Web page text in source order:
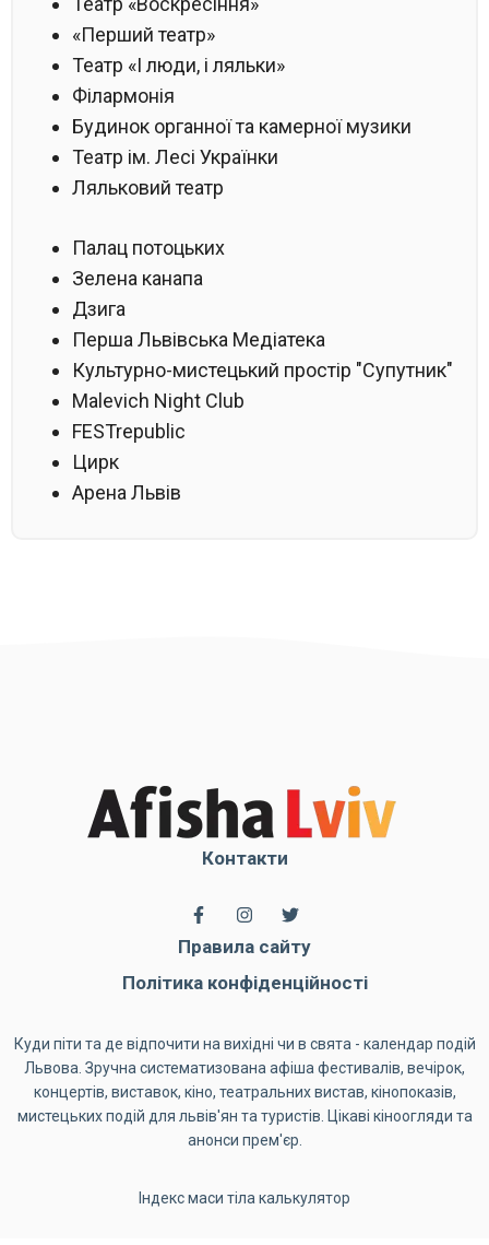
«Перший театр»
Театр «І люди, і ляльки»
Філармонія
Будинок органної та камерної музики
Театр ім. Лесі Українки
Ляльковий театр
Палац потоцьких
Зелена канапа
Дзига
Перша Львівська Медіатека
Культурно-мистецький простір "Супутник"
Malevich Night Club
FESTrepublic
Цирк
Арена Львів
Контакти
Правила сайту
Політика конфіденційності
Куди піти та де відпочити на вихідні чи в свята - календар подій
Львова. Зручна систематизована афіша фестивалів, вечірок,
концертів, виставок, кіно, театральних вистав, кінопоказів,
мистецьких подій для львів'ян та туристів. Цікаві кіноогляди та
анонси прем'єр.
Індекс маси тіла калькулятор